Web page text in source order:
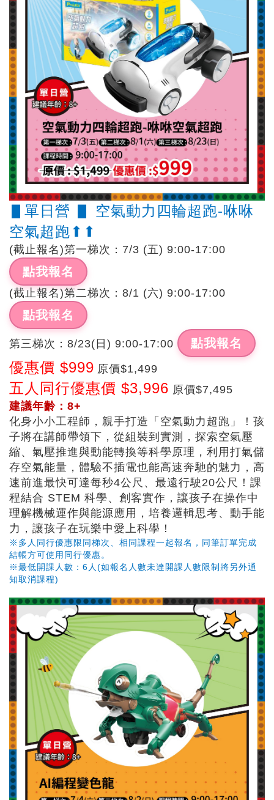
▋單日營 ▋ 空氣動力四輪超跑-咻咻
空氣超跑⬆︎⬆︎
(截止報名)第一梯次：7/3 (五) 9:00-17:00
點我報名
(截止報名)第二梯次：8/1 (六) 9:00-17:00
點我報名
第三梯次：8/23(日) 9:00-17:00 點我報名
優惠價 $999 原價$1,499
五人同行優惠價 $3,996 原價$7,495
建議年齡：8+
化身小小工程師，親手打造「空氣動力超跑」！孩
子將在講師帶領下，從組裝到實測，探索空氣壓
縮、氣壓推進與動能轉換等科學原理，利用打氣儲
存空氣能量， 體驗不插電也能高速奔馳的魅力， 高
速前進最快可達每秒4公尺、最遠行駛20公尺 ！ 課
程結合 STEM 科學、創客實作，讓孩子在操作中
理解機械運作與能源應用，培養邏輯思考、動手能
力，讓孩子在玩樂中愛上科學！
※多人同行優惠限同梯次、相同課程一起報名，同筆訂單完成
結帳方可使用同行優惠。
※最低開課人數：6人(如報名人數未達開課人數限制將另外通
知取消課程)